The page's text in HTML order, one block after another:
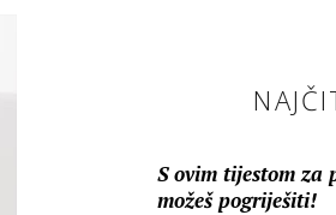
S ovim tijestom za
možeš pogriješiti!